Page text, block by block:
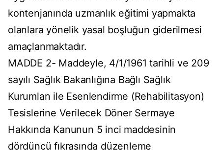
kontenjanında uzmanlık eğitimi yapmakta
olanlara yönelik yasal boşluğun giderilmesi
amaçlanmaktadır.
MADDE 2- Maddeyle, 4/1/1961 tarihli ve 209
sayılı Sağlık Bakanlığına Bağlı Sağlık
Kurumlan ile Esenlendirme (Rehabilitasyon)
Tesislerine Verilecek Döner Sermaye
Hakkında Kanunun 5 inci maddesinin
dördüncü fıkrasında düzenleme